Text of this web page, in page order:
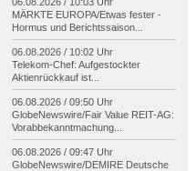
MÄRKTE EUROPA/Etwas fester -
Hormus und Berichtssaison...
06.08.2026 / 10:02 Uhr
Telekom-Chef: Aufgestockter
Aktienrückkauf ist...
06.08.2026 / 09:50 Uhr
GlobeNewswire/Fair Value REIT-AG:
Vorabbekanntmachung...
06.08.2026 / 09:47 Uhr
GlobeNewswire/DEMIRE Deutsche